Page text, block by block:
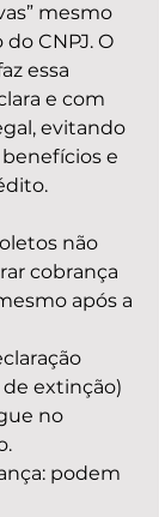
mesmo
CNPJ. O
essa
e com
evitando
e
não
cobrança
após a
extinção)
no
podem